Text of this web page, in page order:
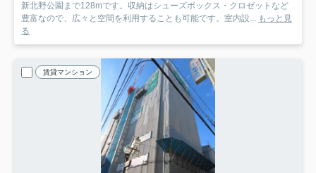
新北野公園まで128mです。収納はシューズボックス・クロゼットなど
豊富なので、広々と空間を利用することも可能です。室内設... もっと見
る
賃貸マンション